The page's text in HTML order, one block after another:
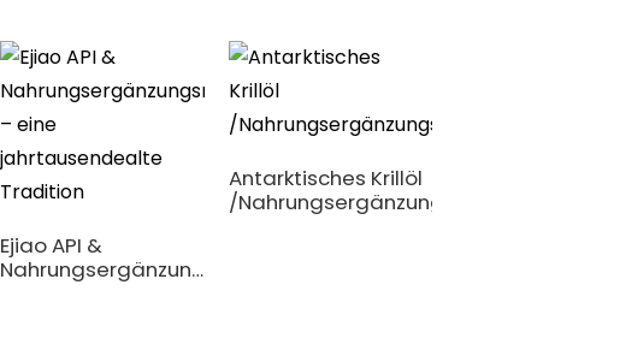
Ejiao API &
Nahrungsergänzungsmittel
Antarktisches Krillöl
/Nahrungsergänzungsmittel